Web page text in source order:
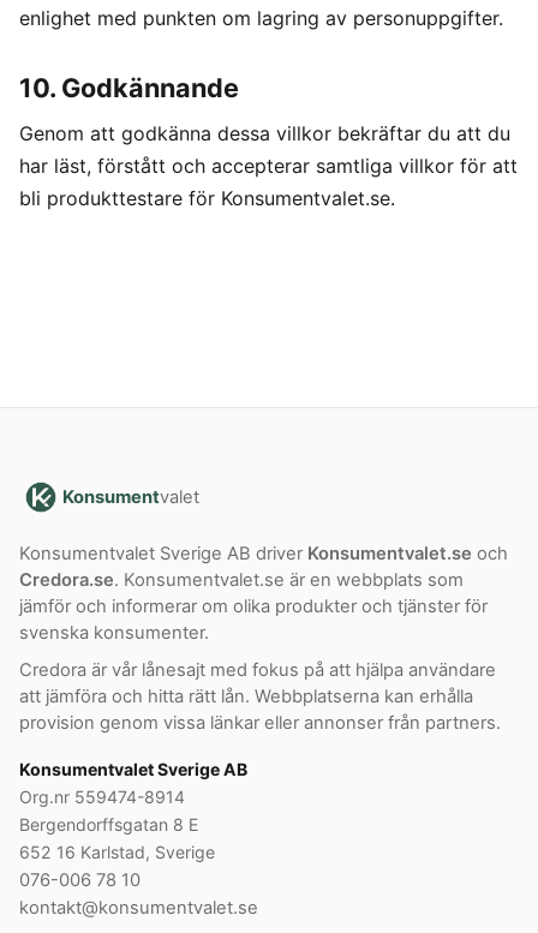
enlighet med punkten om lagring av personuppgifter.
10. Godkännande
Genom att godkänna dessa villkor bekräftar du att du
har läst, förstått och accepterar samtliga villkor för att
bli produkttestare för Konsumentvalet.se.
Konsumentvalet
Konsumentvalet Sverige AB driver Konsumentvalet.se och
Credora.se. Konsumentvalet.se är en webbplats som
jämför och informerar om olika produkter och tjänster för
svenska konsumenter.
Credora är vår lånesajt med fokus på att hjälpa användare
att jämföra och hitta rätt lån. Webbplatserna kan erhålla
provision genom vissa länkar eller annonser från partners.
Konsumentvalet Sverige AB
Org.nr 559474-8914
Bergendorffsgatan 8 E
652 16 Karlstad, Sverige
076-006 78 10
kontakt@konsumentvalet.se